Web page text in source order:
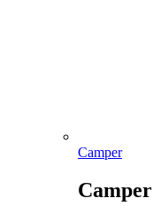
Camper
Camper